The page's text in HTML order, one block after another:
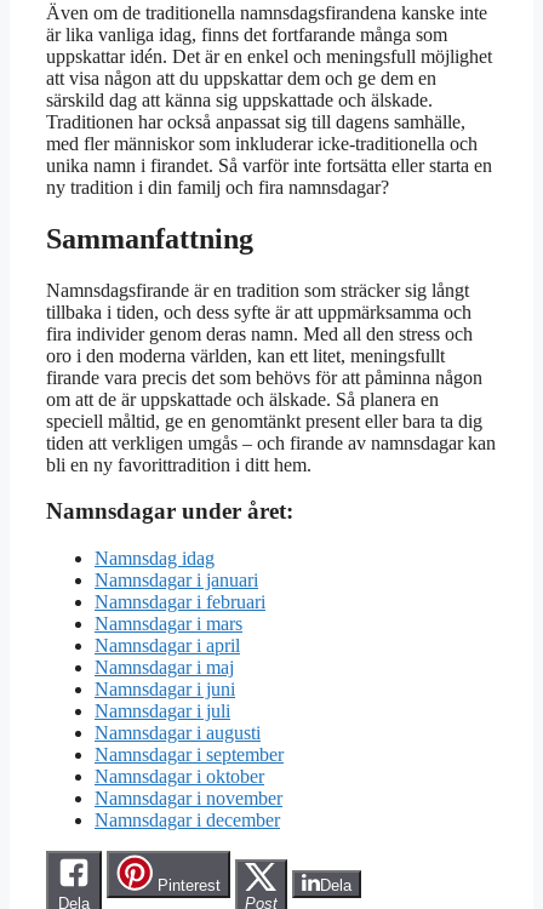
Även om de traditionella namnsdagsfirandena kanske inte
är lika vanliga idag, finns det fortfarande många som
uppskattar idén. Det är en enkel och meningsfull möjlighet
att visa någon att du uppskattar dem och ge dem en
särskild dag att känna sig uppskattade och älskade.
Traditionen har också anpassat sig till dagens samhälle,
med fler människor som inkluderar icke-traditionella och
unika namn i firandet. Så varför inte fortsätta eller starta en
ny tradition i din familj och fira namnsdagar?
Sammanfattning
Namnsdagsfirande är en tradition som sträcker sig långt
tillbaka i tiden, och dess syfte är att uppmärksamma och
fira individer genom deras namn. Med all den stress och
oro i den moderna världen, kan ett litet, meningsfullt
firande vara precis det som behövs för att påminna någon
om att de är uppskattade och älskade. Så planera en
speciell måltid, ge en genomtänkt present eller bara ta dig
tiden att verkligen umgås – och firande av namnsdagar kan
bli en ny favorittradition i ditt hem.
Namnsdagar under året:
Namnsdag idag
Namnsdagar i januari
Namnsdagar i februari
Namnsdagar i mars
Namnsdagar i april
Namnsdagar i maj
Namnsdagar i juni
Namnsdagar i juli
Namnsdagar i augusti
Namnsdagar i september
Namnsdagar i oktober
Namnsdagar i november
Namnsdagar i december
Dela
Pinterest
Post
Dela